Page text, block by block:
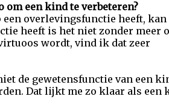
om een kind te verbeteren?
overlevingsfunctie heeft, kan
heeft is het niet zonder meer
wordt, vind ik dat zeer
de gewetensfunctie van een
Dat lijkt me zo klaar als een